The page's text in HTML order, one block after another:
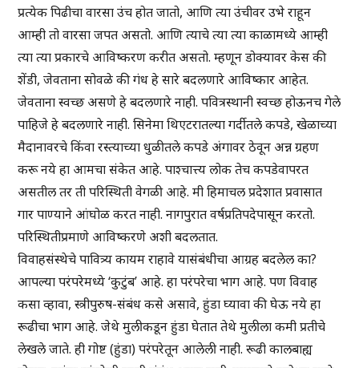
प्रत्येक पिढीचा वारसा उंच होत जातो, आणि त्या उंचीवर उभे राहून
आम्ही तो वारसा जपत असतो. आणि त्याचे त्या त्या काळामध्ये आम्ही
त्या त्या प्रकारचे आविष्करण करीत असतो. म्हणून डोक्यावर केस की
शेंडी, जेवताना सोवळे की गंध हे सारे बदलणारे आविष्कार आहेत.
जेवताना स्वच्छ असणे हे बदलणारे नाही. पवित्रस्थानी स्वच्छ होऊनच गेले
पाहिजे हे बदलणारे नाही. सिनेमा थिएटरातल्या गर्दीतले कपडे, खेळाच्या
मैदानावरचे किंवा रस्त्याच्या धुळीतले कपडे अंगावर ठेवून अन्न ग्रहण
करू नये हा आमचा संकेत आहे. पाश्चात्त्य लोक तेच कपडेवापरत
असतील तर ती परिस्थिती वेगळी आहे. मी हिमाचल प्रदेशात प्रवासात
गार पाण्याने आंघोळ करत नाही. नागपुरात वर्षप्रतिपदेपासून करतो.
परिस्थितीप्रमाणे आविष्करणे अशी बदलतात.
विवाहसंस्थेचे पावित्र्य कायम राहावे यासंबंधीचा आग्रह बदलेल का?
आपल्या परंपरेमध्ये ‘कुटुंब’ आहे. हा परंपरेचा भाग आहे. पण विवाह
कसा व्हावा, स्त्रीपुरुष-संबंध कसे असावे, हुंडा घ्यावा की घेऊ नये हा
रूढीचा भाग आहे. जेथे मुलीकडून हुंडा घेतात तेथे मुलीला कमी प्रतीचे
लेखले जाते. ही गोष्ट (हुंडा) परंपरेतून आलेली नाही. रूढी कालबाह्य